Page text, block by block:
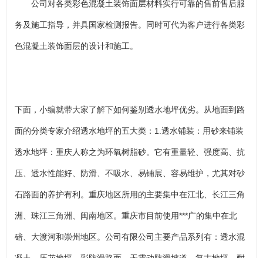
公司对各类彩色混凝土装饰面层材料实行可靠的售前售后服
务及施工指导，并具国家检测报告。同时可代为客户进行各类彩
色混凝土装饰面层的设计和施工。
下面，小编就带大家了解下如何鉴别透水地坪优劣。从地面到路
面的分类专家介绍透水地坪的五大类：1.透水铺装：用砂来铺装
透水地坪：重庆人称之为环氧树脂砂。它有重量轻、强度高、抗
压、透水性能好、防滑、不吸水、易铺展、容易维护，尤其对砂
石路面的养护有利。重庆地区所用的主要集中在江北、长江三角
洲、珠江三角洲、闽南地区。重庆市目前使用***广的集中在北
碚、大渡河和崇州地区。公司有限公司主要产品系列有：透水混